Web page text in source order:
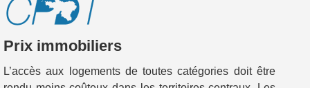
Prix immobiliers
L’accès aux logements de toutes catégories doit être